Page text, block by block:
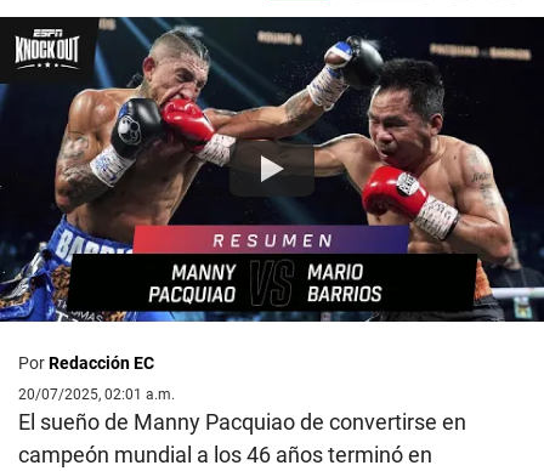
PorRedacción EC
20/07/2025, 02:01 a.m.
El sueño de Manny Pacquiao de convertirse en
campeón mundial a los 46 años terminó en